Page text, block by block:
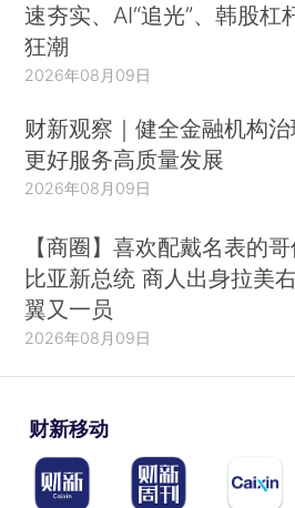
速夯实、AI“追光”、韩股杠
狂潮
2026年08月09日
财新观察｜健全金融机构治
更好服务高质量发展
2026年08月09日
【商圈】喜欢配戴名表的
比亚新总统 商人出身拉美
翼又一员
2026年08月09日
财新移动